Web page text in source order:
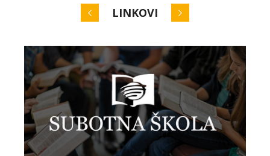
LINKOVI